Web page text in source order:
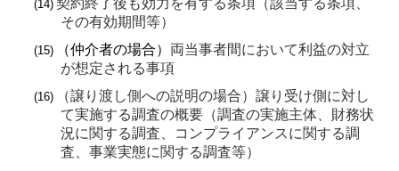
(14) 契約終了後も効力を有する条項（該当する条項、
その有効期間等）
(15) （仲介者の場合） 両当事者間において利益の対立
が想定される事項
(16)
（譲り渡し側への説明の場合）譲り受け側に対し
て実施する調査の概要（調査の実施主体、財務状
況に関する調査、コンプライアンスに関する調
査、事業実態に関する調査等）